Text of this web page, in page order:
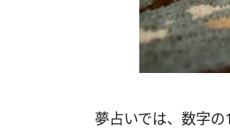
夢占いでは、数字の